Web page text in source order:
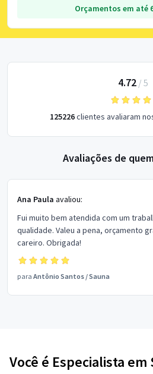
Orçamentos em até
4.72/ 5
125226clientes avaliaram
Avaliações de
Ana Paula avaliou:
Fui muito bem atendida com um
qualidade. Valeu a pena, orçamento
careiro. Obrigada!
para Antônio Santos /Sauna
Você é Especialista em